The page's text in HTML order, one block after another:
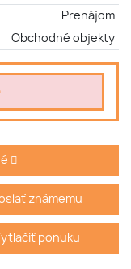
Prenájom
Obchodné objekty
známemu
ponuku